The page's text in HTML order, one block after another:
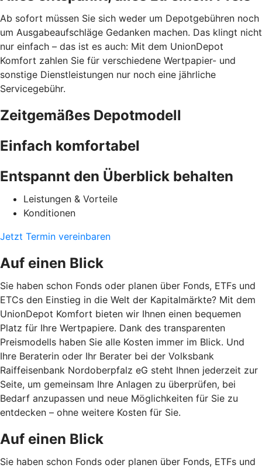
Ab sofort müssen Sie sich weder um Depotgebühren noch
um Ausgabeaufschläge Gedanken machen. Das klingt nicht
nur einfach – das ist es auch: Mit dem UnionDepot
Komfort zahlen Sie für verschiedene Wertpapier- und
sonstige Dienstleistungen nur noch eine jährliche
Servicegebühr.
Zeitgemäßes Depotmodell
Einfach komfortabel
Entspannt den Überblick behalten
Leistungen & Vorteile
Konditionen
Jetzt Termin vereinbaren
Auf einen Blick
Sie haben schon Fonds oder planen über Fonds, ETFs und
ETCs den Einstieg in die Welt der Kapitalmärkte? Mit dem
UnionDepot Komfort bieten wir Ihnen einen bequemen
Platz für Ihre Wertpapiere. Dank des transparenten
Preismodells haben Sie alle Kosten immer im Blick. Und
Ihre Beraterin oder Ihr Berater bei der Volksbank
Raiffeisenbank Nordoberpfalz eG steht Ihnen jederzeit zur
Seite, um gemeinsam Ihre Anlagen zu überprüfen, bei
Bedarf anzupassen und neue Möglichkeiten für Sie zu
entdecken – ohne weitere Kosten für Sie.
Auf einen Blick
Sie haben schon Fonds oder planen über Fonds, ETFs und